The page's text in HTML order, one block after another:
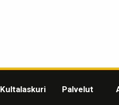
Kultalaskuri Palvelut